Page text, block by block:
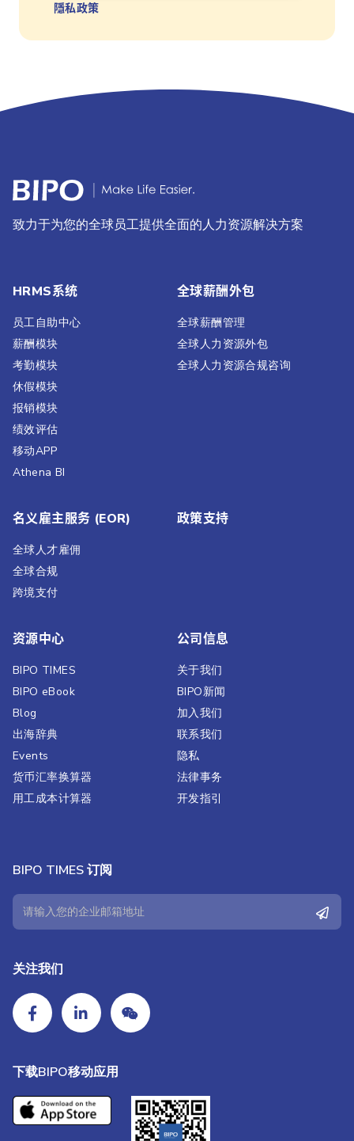
隱私政策
致力于为您的全球员工提供全面的人力资源解决方案
HRMS系统
员工自助中心
薪酬模块
考勤模块
休假模块
报销模块
绩效评估​
移动APP
Athena BI
全球薪酬外包
全球薪酬管理
全球人力资源外包
全球人力资源合规咨询
名义雇主服务 (EOR)
全球人才雇佣
全球合规
跨境支付
政策支持
资源中心
BIPO TIMES
BIPO eBook
Blog
出海辞典
Events
货币汇率换算器
用工成本计算器
公司信息
关于我们
BIPO新闻​
加入我们
联系我们
隐私
法律事务
开发指引
BIPO TIMES 订阅
关注我们
下载BIPO移动应用